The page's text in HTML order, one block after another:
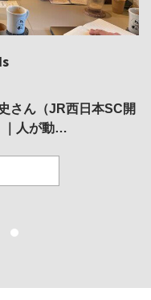
さん（JR西日本SC開
｜人が動…
一は、「大阪のゆかり
きたのか…
残像
「余りの風景」
——「ライフライン」
5